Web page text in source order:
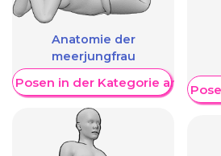
Anatomie der
meerjungfrau
Posen in der Kategorie anzeigen
Weitere